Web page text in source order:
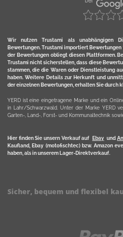
Wir nutzen Trustami als unabhängigen
Bewertungen. Trustami importiert
der Bewertungen obliegt diesen Plattformen.
Trustami nicht sicherstellen, dass diese
stammen, die die Waren oder Dienstleistung
haben. Weitere Details zur Herkunft und
der einzelnen Bewertungen, erhalten Sie durch
YERD ist eine eingetragene Marke und ein
in Lahr/Schwarzwald. Unter der Marke YERD
Garten-, Land-, Forst- und Kommunaltechnik
Hier finden Sie unsern Verkauf auf Ebayund
Kaufland, Ebay (motofischtec) bzw. Amazon
haben, als in unserem Lager-Direktverkauf.
Sicher, bequem und flexibel